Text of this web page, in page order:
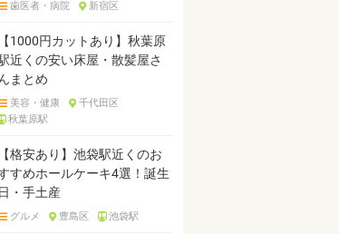
歯医者・病院 新宿区
【1000円カットあり】秋葉原
近くの安い床屋・散髪屋さ
んまとめ
美容・健康
千代田区
秋葉原駅
【格安あり】池袋駅近くのお
すめホールケーキ4選！誕生
日・手土産
グルメ 豊島区 池袋駅